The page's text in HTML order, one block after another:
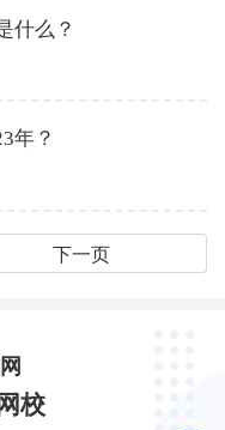
什么？
年？
下一页
校